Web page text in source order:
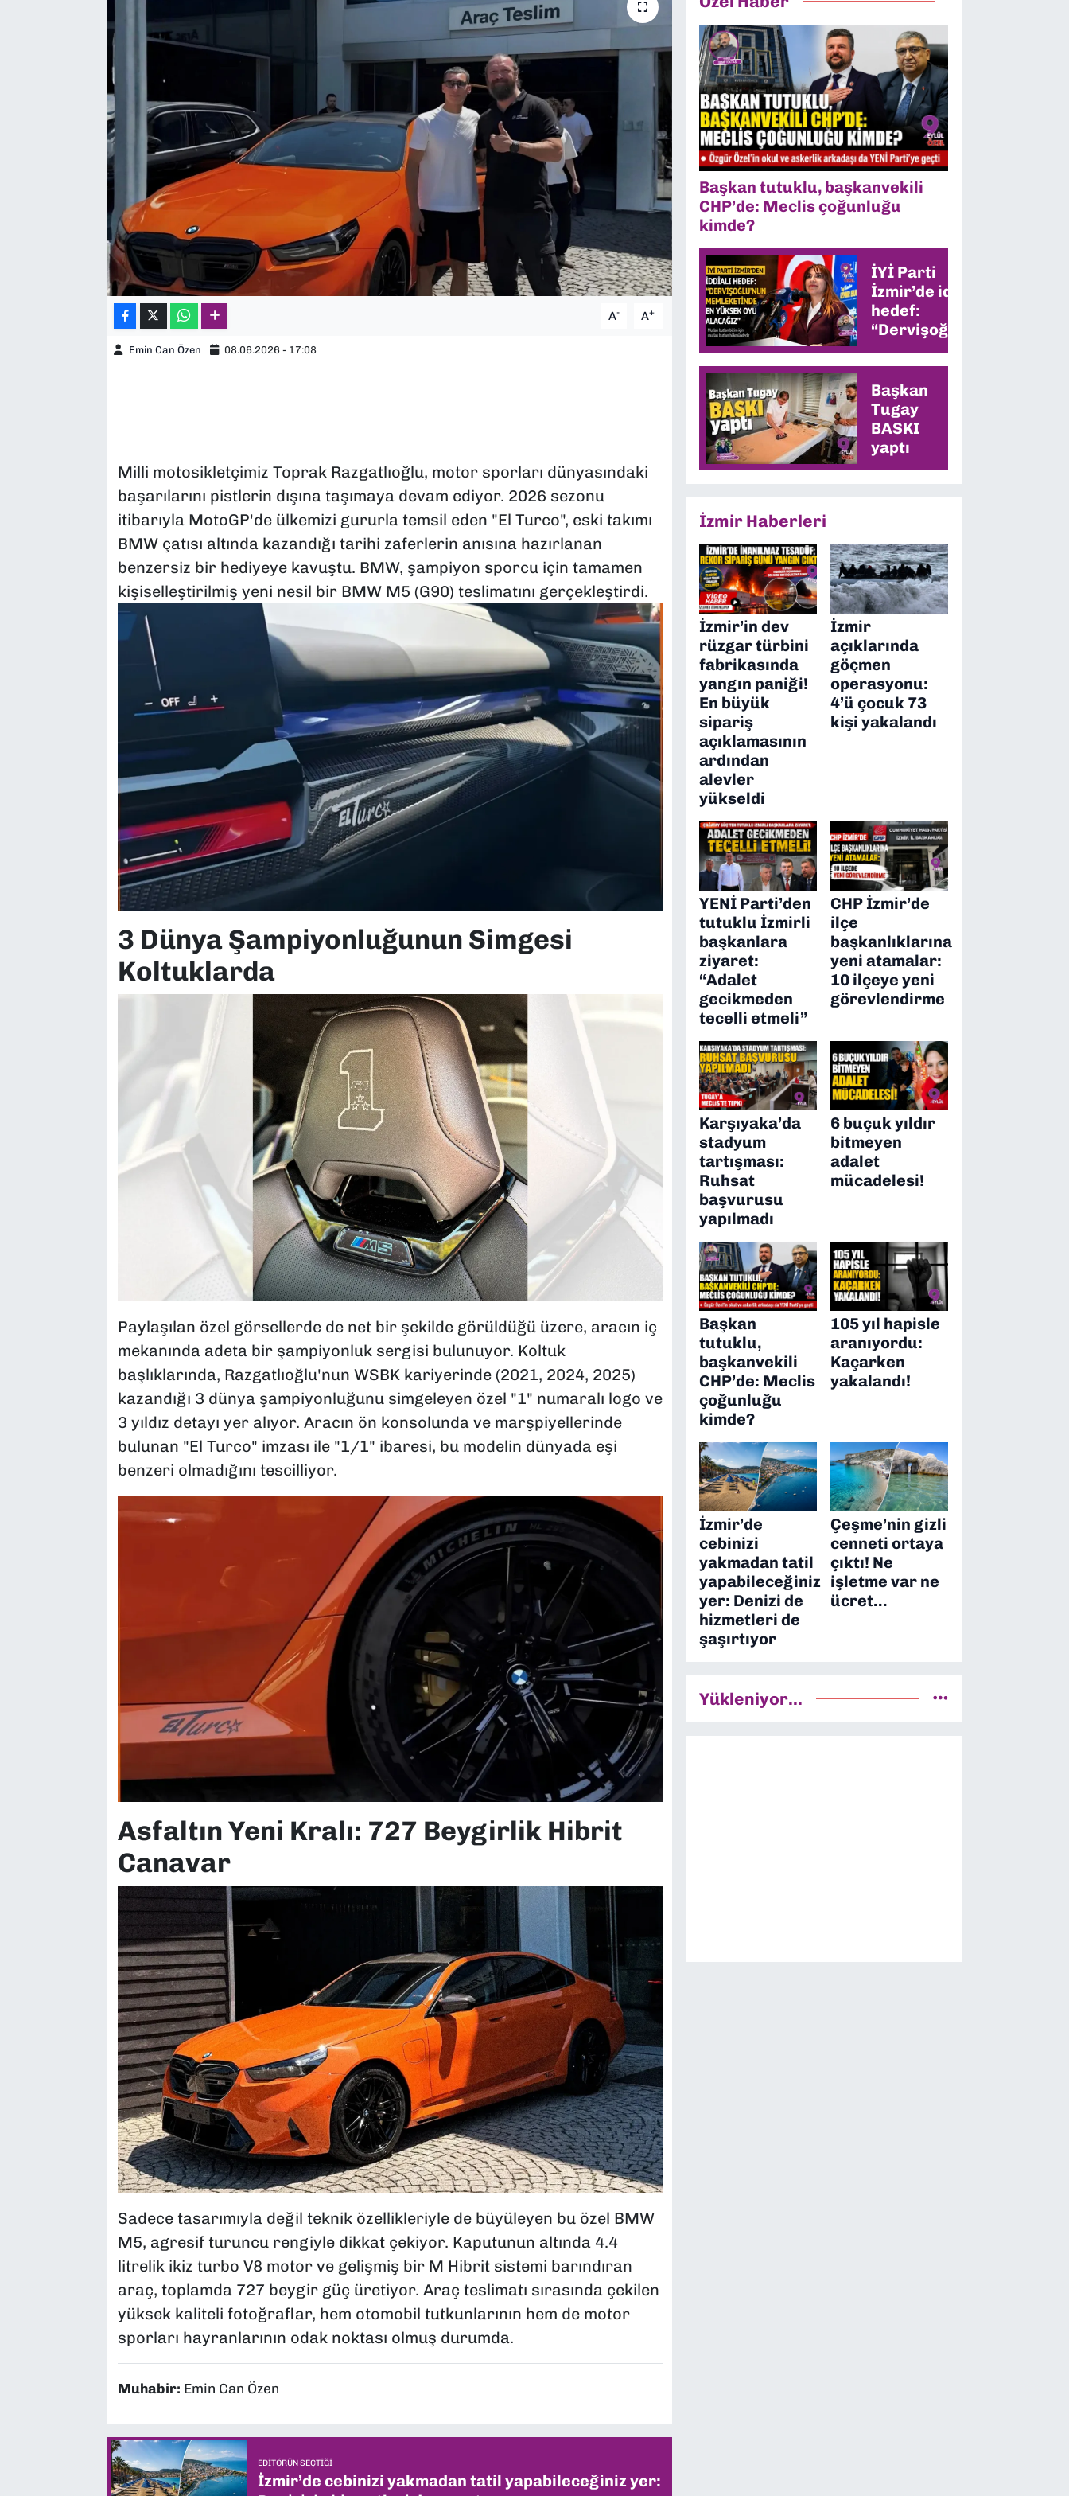
A- A+
Emin Can Özen 08.06.2026 - 17:08
Milli motosikletçimiz Toprak Razgatlıoğlu, motor sporları dünyasındaki
başarılarını pistlerin dışına taşımaya devam ediyor. 2026 sezonu
itibarıyla MotoGP'de ülkemizi gururla temsil eden "El Turco", eski takımı
BMW çatısı altında kazandığı tarihi zaferlerin anısına hazırlanan
benzersiz bir hediyeye kavuştu. BMW, şampiyon sporcu için tamamen
kişiselleştirilmiş yeni nesil bir BMW M5 (G90) teslimatını gerçekleştirdi.
3 Dünya Şampiyonluğunun Simgesi
Koltuklarda
Paylaşılan özel görsellerde de net bir şekilde görüldüğü üzere, aracın iç
mekanında adeta bir şampiyonluk sergisi bulunuyor. Koltuk
başlıklarında, Razgatlıoğlu'nun WSBK kariyerinde (2021, 2024, 2025)
kazandığı 3 dünya şampiyonluğunu simgeleyen özel "1" numaralı logo ve
3 yıldız detayı yer alıyor. Aracın ön konsolunda ve marşpiyellerinde
bulunan "El Turco" imzası ile "1/1" ibaresi, bu modelin dünyada eşi
benzeri olmadığını tescilliyor.
Asfaltın Yeni Kralı: 727 Beygirlik Hibrit
Canavar
Sadece tasarımıyla değil teknik özellikleriyle de büyüleyen bu özel BMW
M5, agresif turuncu rengiyle dikkat çekiyor. Kaputunun altında 4.4
litrelik ikiz turbo V8 motor ve gelişmiş bir M Hibrit sistemi barındıran
araç, toplamda 727 beygir güç üretiyor. Araç teslimatı sırasında çekilen
yüksek kaliteli fotoğraflar, hem otomobil tutkunlarının hem de motor
sporları hayranlarının odak noktası olmuş durumda.
Muhabir: Emin Can Özen
EDITÖRÜN SEÇTIĞI
İzmir’de cebinizi yakmadan tatil yapabileceğiniz yer:
Başkan tutuklu, başkanvekili
CHP’de: Meclis çoğunluğu
kimde?
İYİ Parti
İzmir’de iddialı
hedef:
“Dervişoğlu’nun
memleketinde
en yüksek oyu
alacağız”
Başkan
Tugay
BASKI
yaptı
İzmir Haberleri
İzmir’in dev
rüzgar türbini
fabrikasında
yangın paniği!
En büyük
sipariş
açıklamasının
ardından
alevler
yükseldi
İzmir
açıklarında
göçmen
operasyonu:
4’ü çocuk 73
kişi yakalandı
YENİ Parti’den
tutuklu İzmirli
başkanlara
ziyaret:
“Adalet
gecikmeden
tecelli etmeli”
CHP İzmir’de
ilçe
başkanlıklarına
yeni atamalar:
10 ilçeye yeni
görevlendirme
Karşıyaka’da
stadyum
tartışması:
Ruhsat
başvurusu
yapılmadı
6 buçuk yıldır
bitmeyen
adalet
mücadelesi!
Başkan
tutuklu,
başkanvekili
CHP’de: Meclis
çoğunluğu
kimde?
105 yıl hapisle
aranıyordu:
Kaçarken
yakalandı!
İzmir’de
cebinizi
yakmadan tatil
yapabileceğiniz
yer: Denizi de
hizmetleri de
şaşırtıyor
Çeşme’nin gizli
cenneti ortaya
çıktı! Ne
işletme var ne
ücret…
Yükleniyor...
TEKNOLOJİ
YEREL YÖNETİMLER